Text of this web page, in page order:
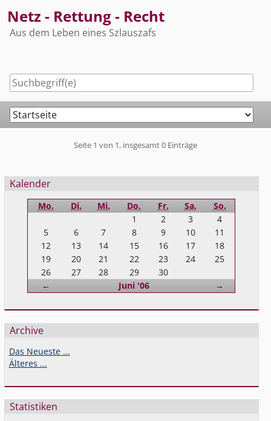
to
content
Netz - Rettung - Recht
Aus dem Leben eines Szlauszafs
Navigation
Seite 1 von 1, insgesamt 0 Einträge
Seitenleiste
Kalender
Mo. Di. Mi. Do. Fr. Sa. So.
← Juni '06 Vorwärts
→
1 2 3
4
5
6 7 8 9 10
11
12
13 14 15 16 17
18
19
20 21 22 23 24
25
26
27 28 29 30
Archive
Das Neueste ...
Älteres ...
Statistiken